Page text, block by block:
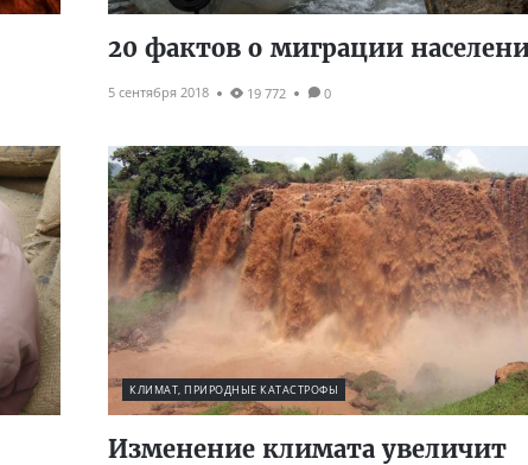
20 фактов о миграции
5 сентября 2018 19 772 0
КЛИМАТ, ПРИРОДНЫЕ КАТАСТРОФЫ
Изменение климата увеличит